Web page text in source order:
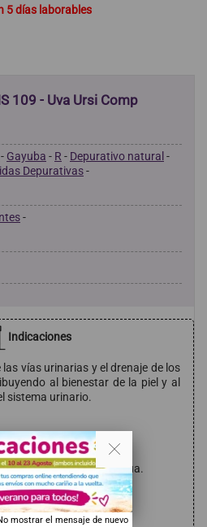
5 días laborables
109 - Uva Ursi Comp
- Gayuba - R - Depurativo natural-
Depurativas-
-
Indicaciones
vías urinarias y el drenaje de los
al bienestar de la piel y al
sistema urinario.
de empleo
al día, en un poco de agua.
Composición
.
mostrar el mensaje de nuevo